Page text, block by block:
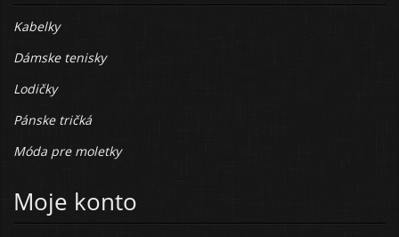
Kabelky
Dámske tenisky
Lodičky
Pánske tričká
Móda pre moletky
Moje konto